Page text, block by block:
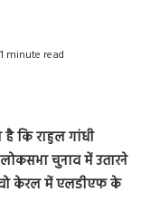
1 minute read
कि राहुल गांधी
चुनाव में उतारने
केरल में एलडीएफ के